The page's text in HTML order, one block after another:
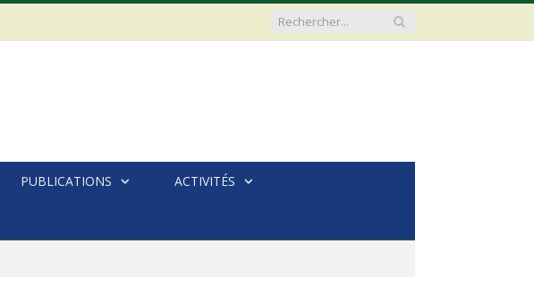
PUBLICATIONS ACTIVITÉS